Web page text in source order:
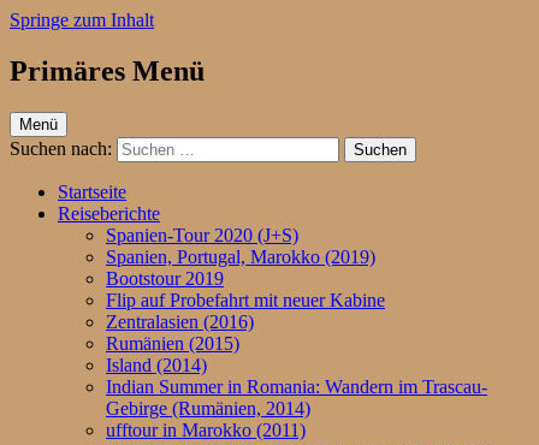
Springe zum Inhalt
ufftour.de – Aktiv unterwegs
Primäres Menü
Menü
Suchen nach:
Startseite
Reiseberichte
Spanien-Tour 2020 (J+S)
Spanien, Portugal, Marokko (2019)
Bootstour 2019
Flip auf Probefahrt mit neuer Kabine
Zentralasien (2016)
Rumänien (2015)
Island (2014)
Indian Summer in Romania: Wandern im Trascau-
Gebirge (Rumänien, 2014)
ufftour in Marokko (2011)